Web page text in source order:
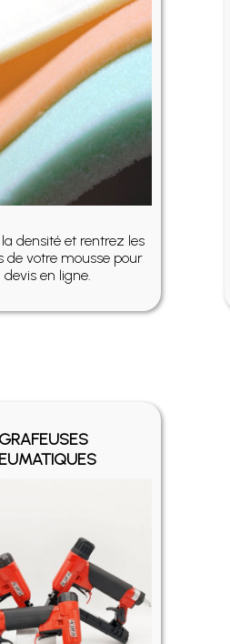
densité et rentrez les
de votre mousse pour
devis en ligne.